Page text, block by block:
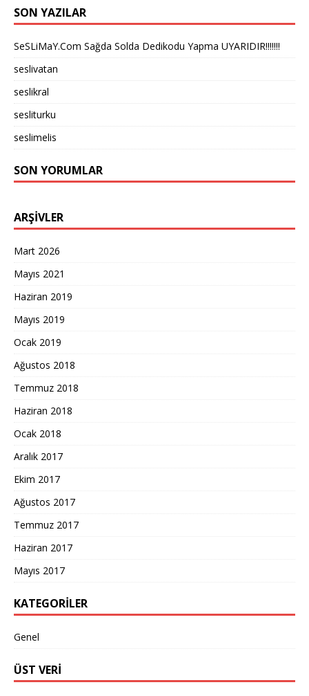
SON YAZILAR
SeSLiMaY.Com Sağda Solda Dedikodu Yapma UYARIDIR!!!!!!!
seslivatan
seslikral
sesliturku
seslimelis
SON YORUMLAR
ARŞIVLER
Mart 2026
Mayıs 2021
Haziran 2019
Mayıs 2019
Ocak 2019
Ağustos 2018
Temmuz 2018
Haziran 2018
Ocak 2018
Aralık 2017
Ekim 2017
Ağustos 2017
Temmuz 2017
Haziran 2017
Mayıs 2017
KATEGORILER
Genel
ÜST VERI